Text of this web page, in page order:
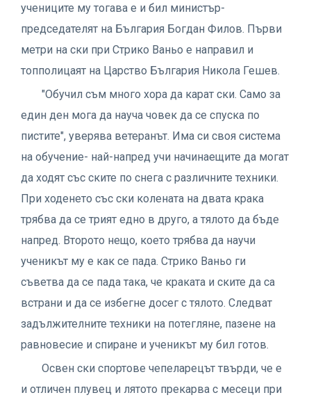
учениците му тогава е и бил министър-
председателят на България Богдан Филов. Първи
метри на ски при Стрико Ваньо е направил и
топполицаят на Царство България Никола Гешев.
"Обучил съм много хора да карат ски. Само за
един ден мога да науча човек да се спуска по
пистите", уверява ветеранът. Има си своя система
на обучение- най-напред учи начинаещите да могат
да ходят със ските по снега с различните техники.
При ходенето със ски колената на двата крака
трябва да се трият едно в друго, а тялото да бъде
напред. Второто нещо, което трябва да научи
ученикът му е как се пада. Стрико Ваньо ги
съветва да се пада така, че краката и ските да са
встрани и да се избегне досег с тялото. Следват
задължителните техники на потегляне, пазене на
равновесие и спиране и ученикът му бил готов.
Освен ски спортове чепеларецът твърди, че е
и отличен плувец и лятото прекарва с месеци при